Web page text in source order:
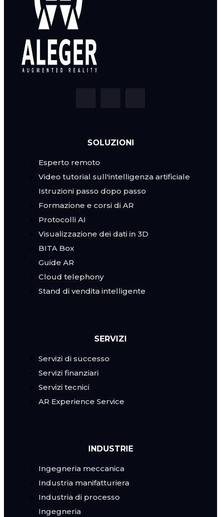
SOLUZIONI
Esperto remoto
Video tutorial sull'intelligenza artificiale
Istruzioni passo dopo passo
Formazione e corsi di AR
Protocolli AI
Visualizzazione dei dati in 3D
BITA Box
Guide AR
Cloud telephony
Stand di vendita intelligente
SERVIZI
Servizi di successo
Servizi finanziari
Servizi tecnici
AR Experience Service
INDUSTRIE
Ingegneria meccanica
Industria manifatturiera
Industria di processo
Ingegneria